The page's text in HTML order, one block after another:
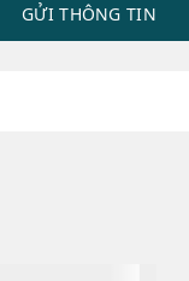
GỬI THÔNG TIN